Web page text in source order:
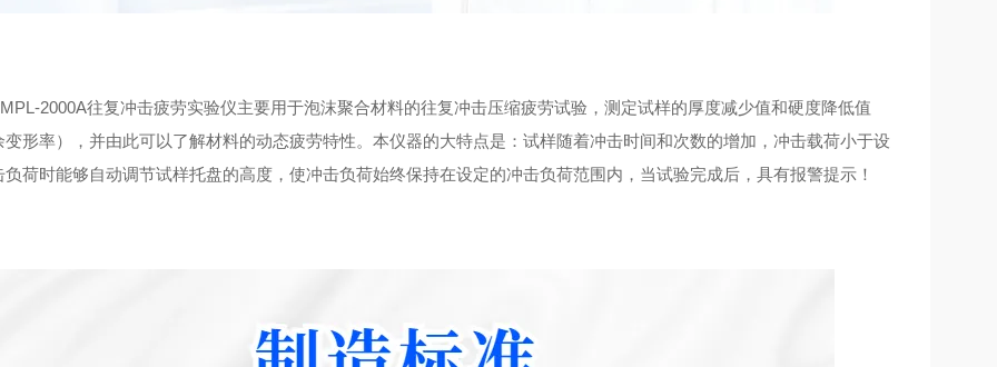
2000A往复冲击疲劳实验仪主要用于泡沫聚合材料的往复冲击压缩疲劳试验，测定试样的厚度减少值和硬度降低值
变形率），并由此可以了解材料的动态疲劳特性。本仪器的大特点是：试样随着冲击时间和次数的增加，冲击载荷小于设
负荷时能够自动调节试样托盘的高度，使冲击负荷始终保持在设定的冲击负荷范围内，当试验完成后，具有报警提示！